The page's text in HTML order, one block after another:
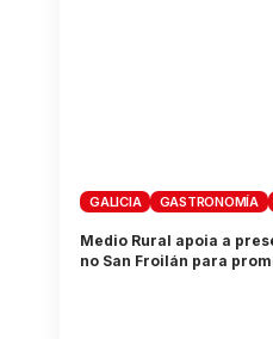
GALICIA GASTRONOMÍA
Medio Rural apoia a
no San Froilán para